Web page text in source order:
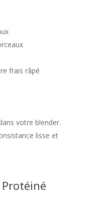
frais râpé
votre blender.
lisse et